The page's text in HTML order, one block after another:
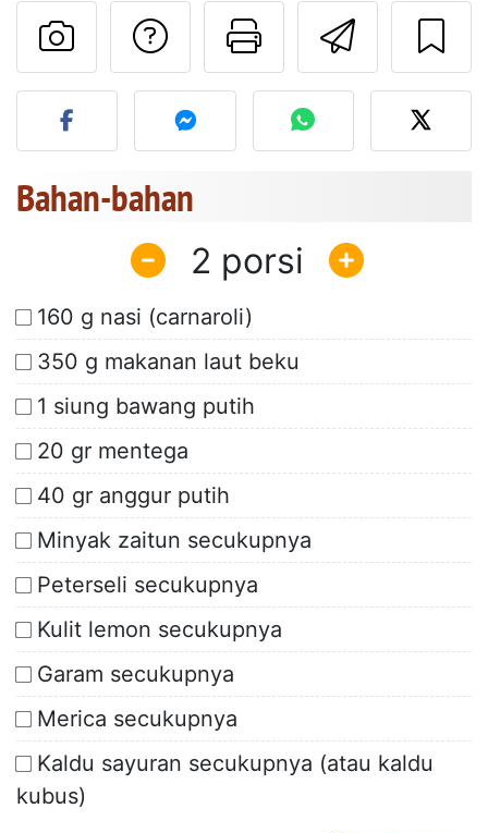
Kirim
Cetak
Mengajukan
Unggah foto Anda dari
Bahan-bahan
2
160 g nasi (carnaroli)
350 g makanan laut beku
1 siung bawang putih
20 gr mentega
40 gr anggur putih
Minyak zaitun secukupnya
Peterseli secukupnya
Kulit lemon secukupnya
Garam secukupnya
Merica secukupnya
Kaldu sayuran secukupnya (atau kaldu
kubus)